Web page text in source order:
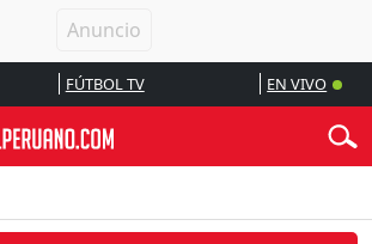
FÚTBOL TV EN VIVO